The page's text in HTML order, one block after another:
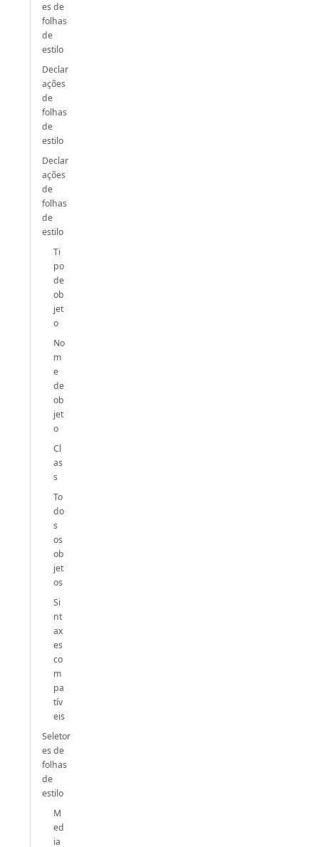
es de
folhas
de
estilo
Declar
ações
de
folhas
de
estilo
Declar
ações
de
folhas
de
estilo
Ti
po
de
ob
jet
o
No
m
e
de
ob
jet
o
Cl
as
s
To
do
s
os
ob
jet
os
Si
nt
ax
es
co
m
pa
tív
eis
Seletor
es de
folhas
de
estilo
M
ed
ia